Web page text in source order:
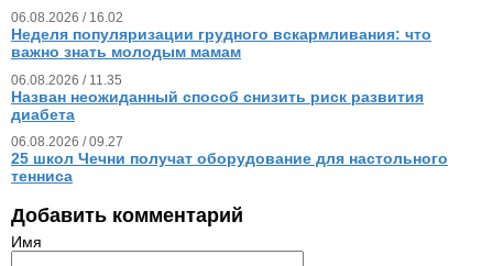
06.08.2026 / 16.02
Неделя популяризации грудного вскармливания: что
важно знать молодым мамам
06.08.2026 / 11.35
Назван неожиданный способ снизить риск развития
диабета
06.08.2026 / 09.27
25 школ Чечни получат оборудование для настольного
тенниса
Добавить комментарий
Имя